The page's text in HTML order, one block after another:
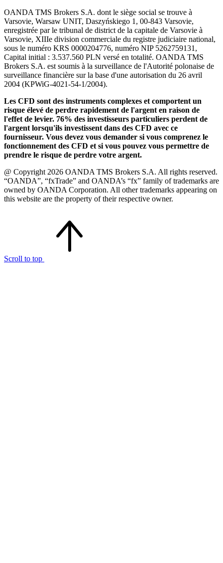
OANDA TMS Brokers S.A. dont le siège social se trouve à
Varsovie, Warsaw UNIT, Daszyńskiego 1, 00-843 Varsovie,
enregistrée par le tribunal de district de la capitale de Varsovie à
Varsovie, XIIIe division commerciale du registre judiciaire national,
sous le numéro KRS 0000204776, numéro NIP 5262759131,
Capital initial : 3.537.560 PLN versé en totalité. OANDA TMS
Brokers S.A. est soumis à la surveillance de l'Autorité polonaise de
surveillance financière sur la base d'une autorisation du 26 avril
2004 (KPWiG-4021-54-1/2004).
Les CFD sont des instruments complexes et comportent un
risque élevé de perdre rapidement de l'argent en raison de
l'effet de levier. 76% des investisseurs particuliers perdent de
l'argent lorsqu'ils investissent dans des CFD avec ce
fournisseur. Vous devez vous demander si vous comprenez le
fonctionnement des CFD et si vous pouvez vous permettre de
prendre le risque de perdre votre argent.
@ Copyright 2026 OANDA TMS Brokers S.A. All rights reserved.
“OANDA”, “fxTrade” and OANDA’s “fx” family of trademarks are
owned by OANDA Corporation. All other trademarks appearing on
this website are the property of their respective owner.
Scroll to top